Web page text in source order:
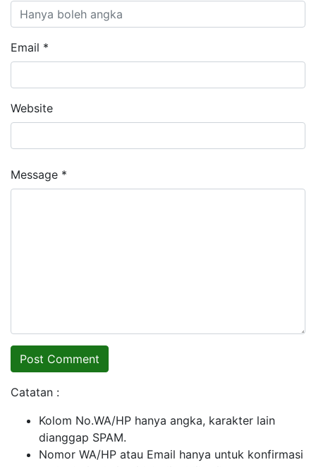
Email *
Website
Message *
Catatan :
Kolom No.WA/HP hanya angka, karakter lain
dianggap SPAM.
Nomor WA/HP atau Email hanya untuk konfirmasi